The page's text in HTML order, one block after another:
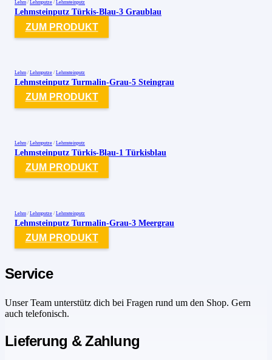
Lehm / Lehmputze / Lehmsteinputz
Lehmsteinputz Türkis-Blau-3 Graublau
ZUM PRODUKT
Lehm / Lehmputze / Lehmsteinputz
Lehmsteinputz Turmalin-Grau-5 Steingrau
ZUM PRODUKT
Lehm / Lehmputze / Lehmsteinputz
Lehmsteinputz Türkis-Blau-1 Türkisblau
ZUM PRODUKT
Lehm / Lehmputze / Lehmsteinputz
Lehmsteinputz Turmalin-Grau-3 Meergrau
ZUM PRODUKT
Service
Unser Team unterstütz dich bei Fragen rund um den Shop. Gern
auch telefonisch.
Lieferung & Zahlung